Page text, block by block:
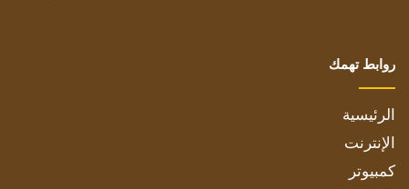
روابط تهمك
الرئيسية
الإنترنت
كمبيوتر